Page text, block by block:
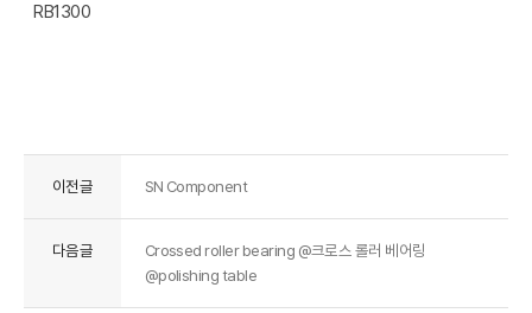
RB1300
이전글 SN Component
다음글
Crossed roller bearing @크로스 롤러 베어링
@polishing table